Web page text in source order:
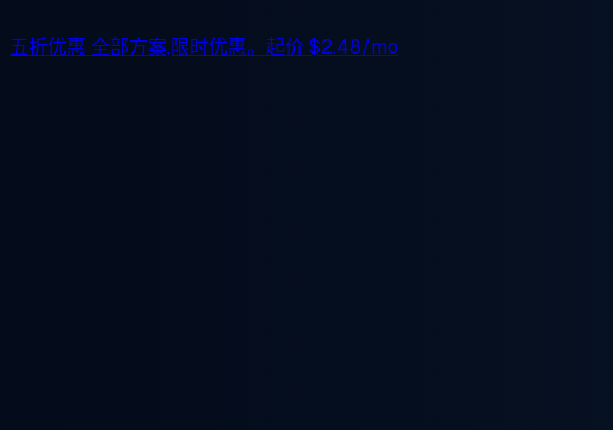
五折优惠 全部方案,限时优惠。起价$2.48/mo